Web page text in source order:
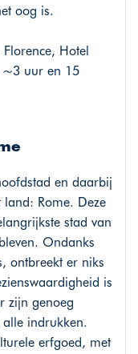
oog is.
Hotel
~3 uur en 15
en daarbij
Rome. Deze
stad van
Ondanks
ontbreekt er niks
is
zijn genoeg
indrukken.
erfgoed, met